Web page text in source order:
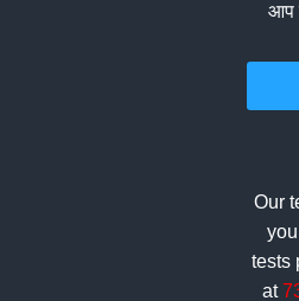
आप
Our
tests
at